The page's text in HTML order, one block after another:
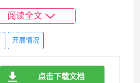
析交流典型案例，着力提升监督执
示教育促学，及时通报违纪违法
教育片，用身边事教育身边人，
受警醒、明底线、知敬畏。坚持深
制作纪法教育演示片，开展“送纪法
阅读全文
开展情况
点击下载文档